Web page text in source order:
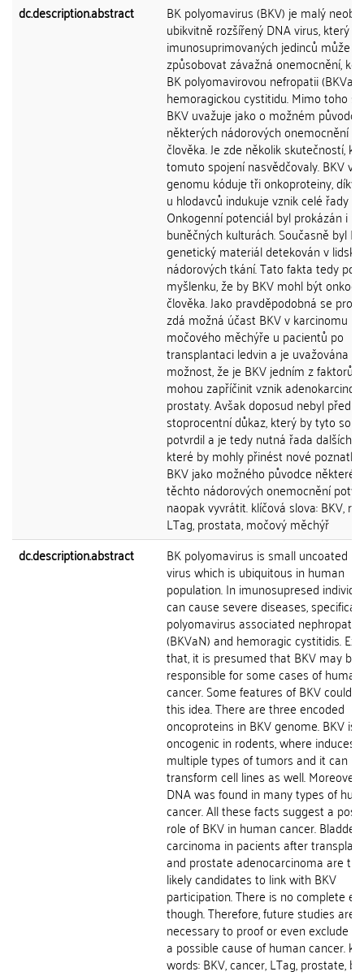
dc.description.abstract
BK polyomavirus (BKV) je malý
ubikvitně rozšířený DNA virus, který u
imunosuprimovaných jedinců může
způsobovat závažná onemocnění,
BK polyomavirovou nefropatii
hemoragickou cystitidu. Mimo toho
BKV uvažuje jako o možném původci
některých nádorových onemocnění u
člověka. Je zde několik skutečností,
tomuto spojení nasvědčovaly. BKV
genomu kóduje tři onkoproteiny, díky
u hlodavců indukuje vznik celé řady
Onkogenní potenciál byl prokázán i na
buněčných kulturách. Současně byl
genetický materiál detekován v
nádorových tkání. Tato fakta tedy
myšlenku, že by BKV mohl být
člověka. Jako pravděpodobná se
zdá možná účast BKV v karcinomu
močového měchýře u pacientů po
transplantaci ledvin a je uvažována
možnost, že je BKV jedním z faktorů,
mohou zapříčinit vznik
prostaty. Avšak doposud nebyl
stoprocentní důkaz, který by tyto
potvrdil a je tedy nutná řada dalších
které by mohly přinést nové
BKV jako možného původce
těchto nádorových onemocnění
naopak vyvrátit. klíčová slova: BKV,
LTag, prostata, močový měchýř
dc.description.abstract
BK polyomavirus is small uncoated
virus which is ubiquitous in human
population. In imunosupresed
can cause severe diseases,
polyomavirus associated nephropathy
(BKVaN) and hemoragic cystitidis.
that, it is presumed that BKV may be
responsible for some cases of human
cancer. Some features of BKV could
this idea. There are three encoded
oncoproteins in BKV genome. BKV is
oncogenic in rodents, where induces
multiple types of tumors and it can
transform cell lines as well. Moreover,
DNA was found in many types of
cancer. All these facts suggest a
role of BKV in human cancer. Bladder
carcinoma in pacients after
and prostate adenocarcinoma are
likely candidates to link with BKV
participation. There is no complete
though. Therefore, future studies are
necessary to proof or even exclude
a possible cause of human cancer.
words: BKV, cancer, LTag, prostate,